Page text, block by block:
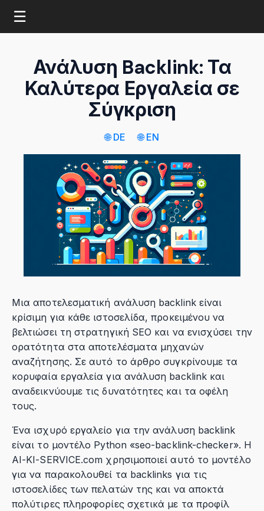
☰
Ανάλυση Backlink: Τα
Καλύτερα Εργαλεία σε
Σύγκριση
🌐 DE 🌐 EN
Μια αποτελεσματική ανάλυση backlink είναι
κρίσιμη για κάθε ιστοσελίδα, προκειμένου να
βελτιώσει τη στρατηγική SEO και να ενισχύσει την
ορατότητα στα αποτελέσματα μηχανών
αναζήτησης. Σε αυτό το άρθρο συγκρίνουμε τα
κορυφαία εργαλεία για ανάλυση backlink και
αναδεικνύουμε τις δυνατότητες και τα οφέλη
τους.
Ένα ισχυρό εργαλείο για την ανάλυση backlink
είναι το μοντέλο Python «seo-backlink-checker». Η
AI-KI-SERVICE.com χρησιμοποιεί αυτό το μοντέλο
για να παρακολουθεί τα backlinks για τις
ιστοσελίδες των πελατών της και να αποκτά
πολύτιρες πληροφορίες σχετικά με τα προφίλ